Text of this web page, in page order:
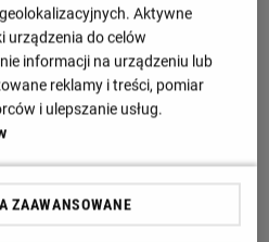
Aktywne
urządzenia do celów
informacji na urządzeniu lub
reklamy i treści, pomiar
odbiorców i ulepszanie usług.
ZAAWANSOWANE